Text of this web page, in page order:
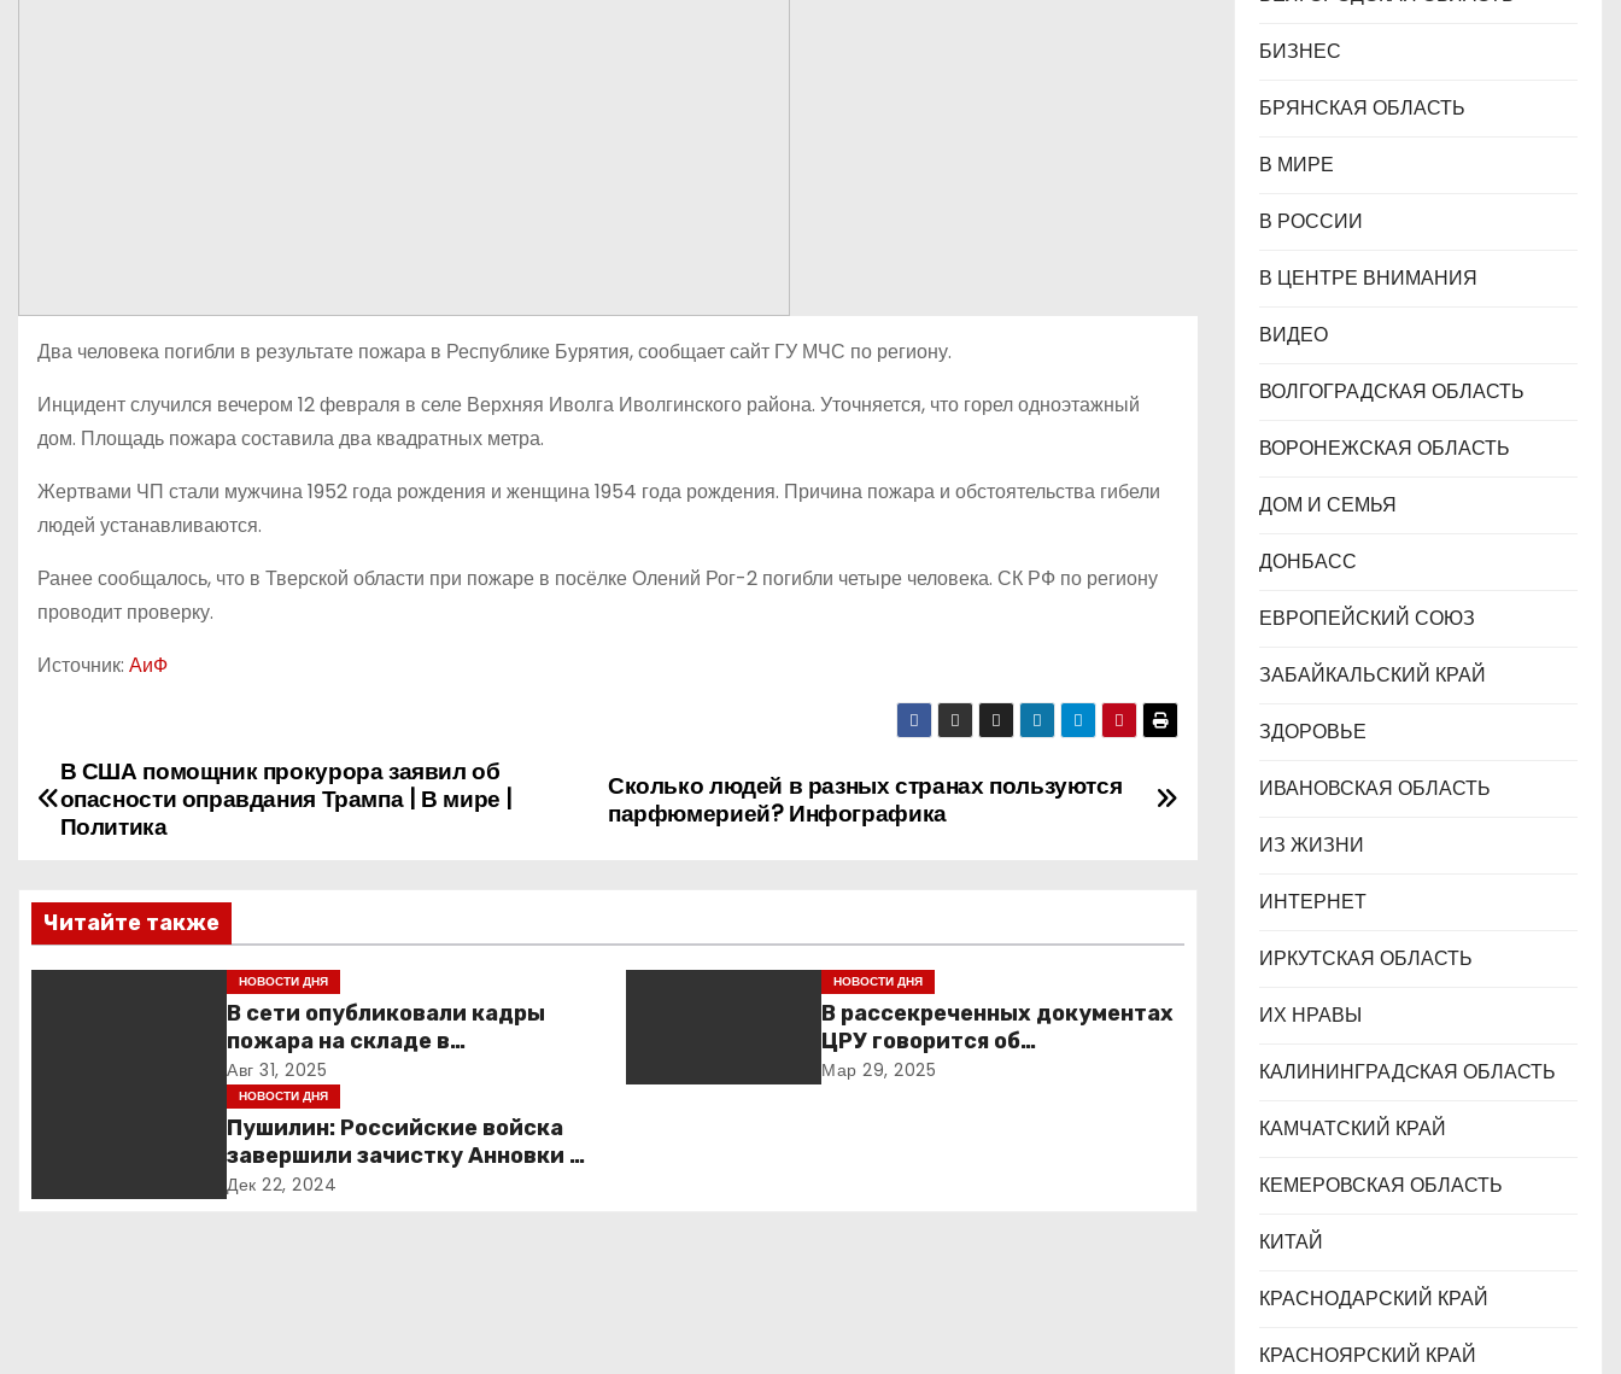
Два человека погибли в результате пожара в Республике Бурятия, сообщает сайт ГУ МЧС по региону.
Инцидент случился вечером 12 февраля в селе Верхняя Иволга Иволгинского района. Уточняется, что горел одноэтажный
дом. Площадь пожара составила два квадратных метра.
Жертвами ЧП стали мужчина 1952 года рождения и женщина 1954 года рождения. Причина пожара и обстоятельства гибели
людей устанавливаются.
Ранее сообщалось, что в Тверской области при пожаре в посёлке Олений Рог-2 погибли четыре человека. СК РФ по региону
проводит проверку.
Источник: АиФ
Н
и
г
я
Сколько людей в разных странах пользуются
парфюмерией? Инфографика
В США помощник прокурора заявил об
опасности оправдания Трампа | В мире |
Политика
Читайте также
НОВОСТИ ДНЯ
В сети опубликовали кадры
пожара на складе в
подмосковной Балашихе
Авг 31, 2025
НОВОСТИ ДНЯ
В рассекреченных документах
ЦРУ говорится об
«обнаружении» Ковчега
Мар 29, 2025
НОВОСТИ ДНЯ
Пушилин: Российские войска
завершили зачистку Анновки в
ДНР
Дек 22, 2024
БИЗНЕС
БРЯНСКАЯ ОБЛАСТЬ
В МИРЕ
В РОССИИ
В ЦЕНТРЕ ВНИМАНИЯ
ВИДЕО
ВОЛГОГРАДСКАЯ ОБЛАСТЬ
ВОРОНЕЖСКАЯ ОБЛАСТЬ
ДОМ И СЕМЬЯ
ДОНБАСС
ЕВРОПЕЙСКИЙ СОЮЗ
ЗАБАЙКАЛЬСКИЙ КРАЙ
ЗДОРОВЬЕ
ИВАНОВСКАЯ ОБЛАСТЬ
ИЗ ЖИЗНИ
ИНТЕРНЕТ
ИРКУТСКАЯ ОБЛАСТЬ
ИХ НРАВЫ
КАЛИНИНГРАДCКАЯ ОБЛАСТЬ
КАМЧАТСКИЙ КРАЙ
КЕМЕРОВСКАЯ ОБЛАСТЬ
КИТАЙ
КРАСНОДАРСКИЙ КРАЙ
КРАСНОЯРСКИЙ КРАЙ